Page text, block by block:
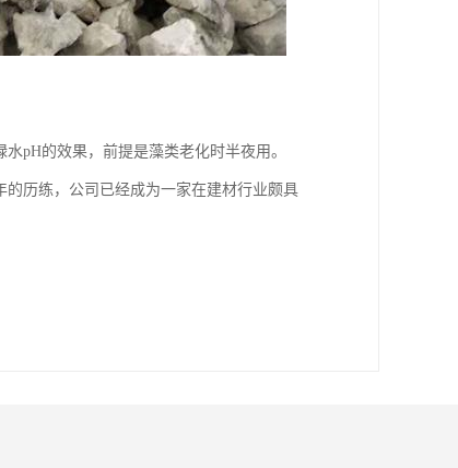
pH的效果，前提是藻类老化时半夜用。
历练，公司已经成为一家在建材行业颇具